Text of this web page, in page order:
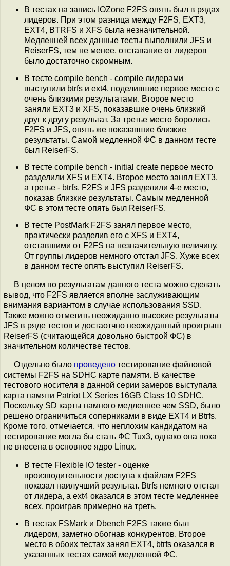
В тестах на запись IOZone F2FS опять был в рядах
лидеров. При этом разница между F2FS, EXT3,
EXT4, BTRFS и XFS была незначительной.
Медленней всех данные тесты выполнили JFS и
ReiserFS, тем не менее, отставание от лидеров
было достаточно скромным.
В тесте compile bench - compile лидерами
выступили btrfs и ext4, поделившие первое место с
очень близкими результатами. Второе место
заняли EXT3 и XFS, показавшие очень близкий
друг к другу результат. За третье место боролись
F2FS и JFS, опять же показавшие близкие
результаты. Самой медленной ФС в данном тесте
был ReiserFS.
В тесте compile bench - initial create первое место
разделили XFS и EXT4. Второе место занял EXT3,
а третье - btrfs. F2FS и JFS разделили 4-е место,
показав близкие результаты. Самым медленной
ФС в этом тесте опять был ReiserFS.
В тесте PostMark F2FS занял первое место,
практически разделив его с XFS и EXT4,
отставшими от F2FS на незначительную величину.
От группы лидеров немного отстал JFS. Хуже всех
в данном тесте опять выступил ReiserFS.
В целом по результатам данного теста можно сделать
вывод, что F2FS является вполне заслуживающим
внимания вариантом в случае использования SSD.
Также можно отметить неожиданно высокие результаты
JFS в ряде тестов и достаотчно неожиданный проигрыш
ReiserFS (считающейся довольно быстрой ФС) в
значительном количестве тестов.
Отдельно было проведено тестирование файловой
системы F2FS на SDHC карте памяти. В качестве
тестового носителя в данной серии замеров выступала
карта памяти Patriot LX Series 16GB Class 10 SDHC.
Поскольку SD карты намного медленнее чем SSD, было
решено ограничиться соперниками в виде EXT4 и Btrfs.
Кроме того, отмечается, что неплохим кандидатом на
тестирование могла бы стать ФС Tux3, однако она пока
не внесена в основное ядро Linux.
В тесте Flexible IO tester - оценке
производительности доступа к файлам F2FS
показал наилучший результат. Btrfs немного отстал
от лидера, а ext4 оказался в этом тесте медленнее
всех, проиграв примерно на треть.
В тестах FSMark и Dbench F2FS также был
лидером, заметно обогнав конкурентов. Второе
место в обоих тестах занял EXT4, btrfs оказался в
указанных тестах самой медленной ФС.